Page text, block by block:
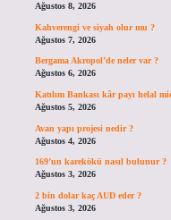
Ağustos 8, 2026
Kahverengi ve siyah olur mu ?
Ağustos 7, 2026
Bergama Akropol’de neler var ?
Ağustos 6, 2026
Katılım Bankası kâr payı helal
Ağustos 5, 2026
Avan yapı projesi nedir ?
Ağustos 4, 2026
169’un karekökü nasıl bulunur ?
Ağustos 3, 2026
2 bin dolar kaç AUD eder ?
Ağustos 3, 2026